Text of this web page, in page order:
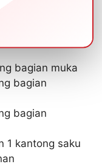
bisa diisi bola
bagian muka
bagian
bagian
1 kantong saku